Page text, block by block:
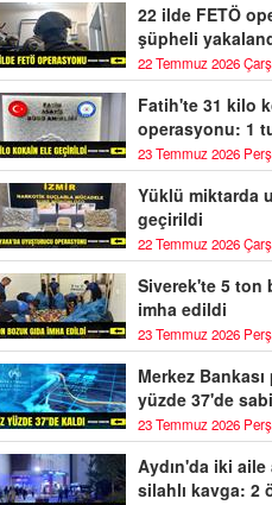
22 ilde FETÖ
şüpheli
22 Temmuz 2026
Fatih'te 31 kilo
operasyonu: 1
23 Temmuz 2026
Yüklü miktarda
geçirildi
22 Temmuz 2026
Siverek'te 5 ton
imha edildi
23 Temmuz 2026
Merkez
yüzde 37'de
23 Temmuz 2026
Aydın'da iki aile
silahlı kavga: 2